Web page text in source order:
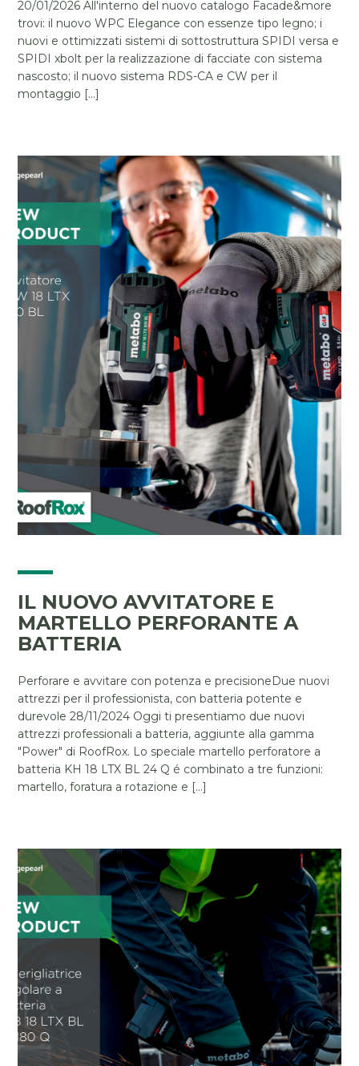
20/01/2026 All'interno del nuovo catalogo Facade&more
trovi: il nuovo WPC Elegance con essenze tipo legno; i
nuovi e ottimizzati sistemi di sottostruttura SPIDI versa e
SPIDI xbolt per la realizzazione di facciate con sistema
nascosto; il nuovo sistema RDS-CA e CW per il
montaggio [...]
IL NUOVO AVVITATORE E
MARTELLO PERFORANTE A
BATTERIA
Perforare e avvitare con potenza e precisioneDue nuovi
attrezzi per il professionista, con batteria potente e
durevole 28/11/2024 Oggi ti presentiamo due nuovi
attrezzi professionali a batteria, aggiunte alla gamma
"Power" di RoofRox. Lo speciale martello perforatore a
batteria KH 18 LTX BL 24 Q é combinato a tre funzioni:
martello, foratura a rotazione e [...]